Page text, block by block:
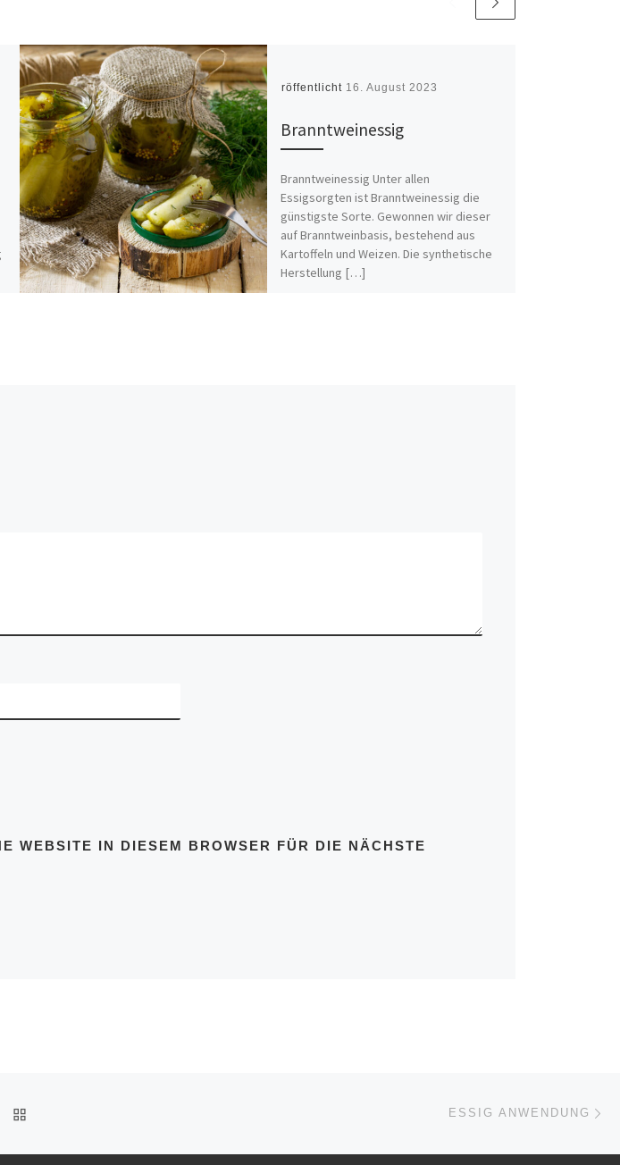
Veröffentlicht 16. August 2023
Branntweinessig
Branntweinessig Unter allen
Essigsorgten ist Branntweinessig die
günstigste Sorte. Gewonnen wir dieser
auf Branntweinbasis, bestehend aus
Kartoffeln und Weizen. Die synthetische
Herstellung […]
WEBSITE IN DIESEM BROWSER FÜR DIE NÄCHSTE
ESSIG ANWENDUNG